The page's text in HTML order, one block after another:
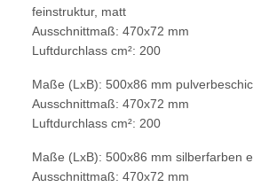
feinstruktur, matt
Ausschnittmaß: 470x72 mm
Luftdurchlass cm²: 200
Maße (LxB): 500x86 mm
Ausschnittmaß: 470x72 mm
Luftdurchlass cm²: 200
Maße (LxB): 500x86 mm silberfarben
Ausschnittmaß: 470x72 mm